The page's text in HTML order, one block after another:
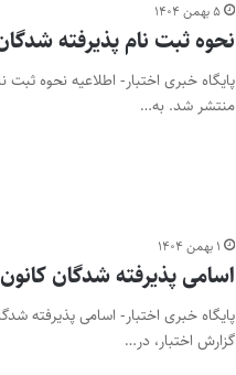
۵ بهمن ۱۴۰۴
نحوه ثبت نام پذیرفته شدگان
منتشر شد. به…
۱ بهمن ۱۴۰۴
اسامی پذیرفته شدگان کانون
گزارش اختبار، در…